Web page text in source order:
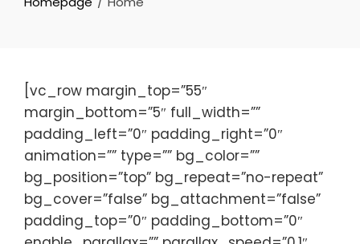
[vc_row margin_top=”55″
margin_bottom=”5″ full_width=””
padding_left=”0″ padding_right=”0″
animation=”” type=”” bg_color=””
bg_position=”top” bg_repeat=”no-repeat”
bg_cover=”false” bg_attachment=”false”
padding_top=”0″ padding_bottom=”0″